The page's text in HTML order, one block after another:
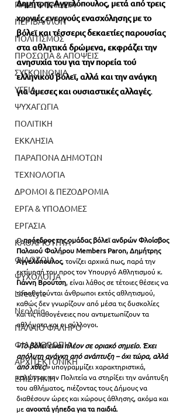
ΠΑΙΔΙ & ΠΑΙΔΕΙΑ
ΠΕΡΙΒΑΛΛΟΝ
ΠΟΛΙΤΙΣΜΟΣ
ΠΡΟΣΩΠΑ & ΑΠΟΨΕΙΣ
ΣΥΓΚΟΙΝΩΝΙΑ
ΥΓΕΙΑ
ΨΥΧΑΓΩΓΙΑ
ΠΟΛΙΤΙΚΗ
ΕΚΚΛΗΣΙΑ
ΠΑΡΑΠΟΝΑ ΔΗΜΟΤΩΝ
ΤΕΧΝΟΛΟΓΙΑ
ΔΡΟΜΟΙ & ΠΕΖΟΔΡΟΜΙΑ
ΕΡΓΑ & ΥΠΟΔΟΜΕΣ
ΕΡΓΑΣΙΑ
ΚΑΘΑΡΙΟΤΗΤΑ
ΦΙΛΟΖΩΙΑ
ΨΥΧΟΛΟΓΙΑ
Lifestyle
Νεολαία
ΠΑΛΑΙΟ ΦΑΛΗΡΟ
ΦΙΛΑΝΘΡΩΠΙΑ
ΑΡΧΙΤΕΚΤΟΝΙΚΗ
ΕΠΙΣΤΗΜΗ
Δημήτρης Αγγελόπουλος, μετά από τρεις
χρονιές ενεργούς ενασχόλησης με το
βόλεϊ και τέσσερις δεκαετίες παρουσίας
στα αθλητικά δρώμενα, εκφράζει την
ανησυχία του για την πορεία τού
ελληνικού βόλεϊ, αλλά και την ανάγκη
για άμεσες και ουσιαστικές αλλαγές.
Ο πρόεδρος της ομάδας βόλεϊ ανδρών Φλοίσβος
Παλαιού Φαλήρου Members Paron, Δημήτρης
Αγγελόπουλος, τονίζει αρχικά πως, παρά την
εκτίμησή του προς τον Υπουργό Αθλητισμού κ.
Γιάννη Βρούτση, είναι λάθος σε τέτοιες θέσεις να
τοποθετούνται άνθρωποι εκτός αθλητισμού,
καθώς δεν γνωρίζουν από μέσα τις δυσκολίες
και τις παθογένειες που αντιμετωπίζουν τα
αθλήματα και οι σύλλογοι.
«Το βόλεϊ είναι πλέον σε οριακό σημείο. Έχει
απόλυτη ανάγκη από ανάπτυξη – όχι τώρα, αλλά
από χθες!» υπογραμμίζει χαρακτηριστικά,
καλώντας την Πολιτεία να στηρίξει την ανάπτυξη
του αθλήματος, πιέζοντας τους Δήμους να
διαθέσουν ώρες και χώρους άθλησης, ακόμα και
με ανοιχτά γήπεδα για τα παιδιά.